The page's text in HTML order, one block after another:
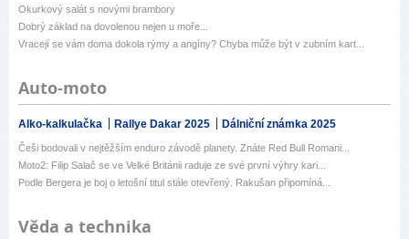
Okurkový salát s novými brambory
Dobrý základ na dovolenou nejen u moře...
Vracejí se vám doma dokola rýmy a angíny? Chyba může být v zubním kart...
Auto-moto
Alko-kalkulačka Rallye Dakar 2025 Dálniční známka 2025
Češi bodovali v nejtěžším enduro závodě planety. Znáte Red Bull Romani...
Moto2: Filip Salač se ve Velké Británii raduje ze své první výhry kari...
Podle Bergera je boj o letošní titul stále otevřený. Rakušan připomíná...
Věda a technika